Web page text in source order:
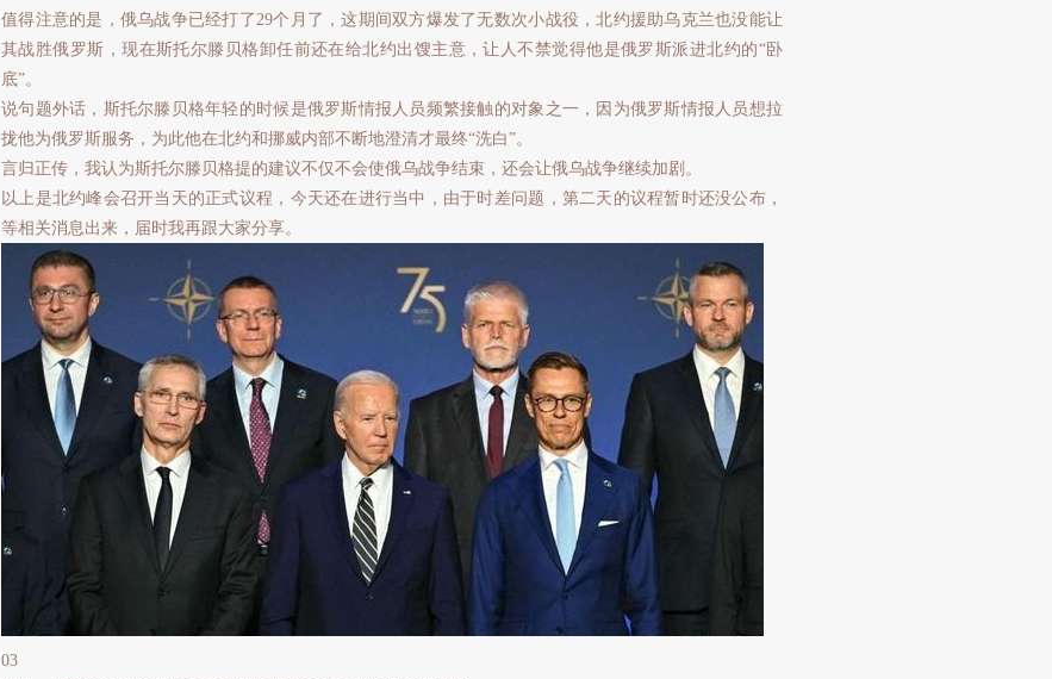
值得注意的是，俄乌战争已经打了29个月了，这期间双方爆发了无数次小战役，北约援助乌克兰也没能让
其战胜俄罗斯，现在斯托尔滕贝格卸任前还在给北约出馊主意，让人不禁觉得他是俄罗斯派进北约的“卧
底”。
说句题外话，斯托尔滕贝格年轻的时候是俄罗斯情报人员频繁接触的对象之一，因为俄罗斯情报人员想拉
拢他为俄罗斯服务，为此他在北约和挪威内部不断地澄清才最终“洗白”。
言归正传，我认为斯托尔滕贝格提的建议不仅不会使俄乌战争结束，还会让俄乌战争继续加剧。
以上是北约峰会召开当天的正式议程，今天还在进行当中，由于时差问题，第二天的议程暂时还没公布，
等相关消息出来，届时我再跟大家分享。
03